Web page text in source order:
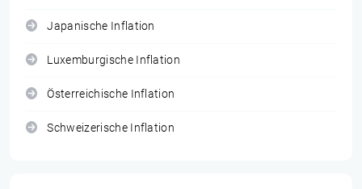
Japanische Inflation
Luxemburgische Inflation
Österreichische Inflation
Schweizerische Inflation